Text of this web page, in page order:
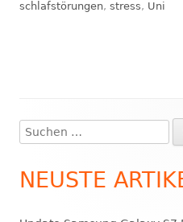
schlafstörungen, stress, Uni
Haupt-
Seitenleiste
Suchen
nach:
NEUSTE